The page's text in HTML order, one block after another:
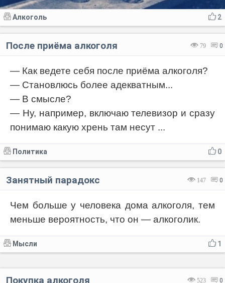
2
Алкоголь
79 0
После приёма алкоголя
— Как ведете себя после приёма алкоголя?
— Становлюсь более адекватным...
— В смысле?
— Ну, например, включаю телевизор и сразу
понимаю какую хрень там несут ...
0
Политика
147 0
Занятный парадокс
Чем больше у человека дома алкоголя, тем
меньше вероятность, что он — алкоголик.
1
Мысли
523 0
Покупка алкоголя